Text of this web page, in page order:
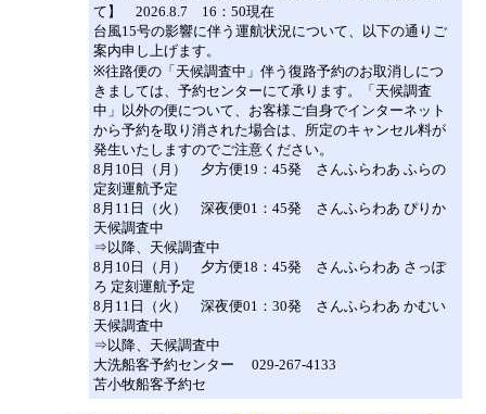
て】 2026.8.7 16：50現在
台風15号の影響に伴う運航状況について、以下の通りご
案内申し上げます。
※往路便の「天候調査中」伴う復路予約のお取消しにつ
きましては、予約センターにて承ります。「天候調査
中」以外の便について、お客様ご自身でインターネット
から予約を取り消された場合は、所定のキャンセル料が
発生いたしますのでご注意ください。
8月10日（月） 夕方便19：45発 さんふらわあ ふらの
定刻運航予定
8月11日（火） 深夜便01：45発 さんふらわあ ぴりか
天候調査中
⇒以降、天候調査中
8月10日（月） 夕方便18：45発 さんふらわあ さっぽ
ろ 定刻運航予定
8月11日（火） 深夜便01：30発 さんふらわあ かむい
天候調査中
⇒以降、天候調査中
大洗船客予約センター 029-267-4133
苫小牧船客予約セ